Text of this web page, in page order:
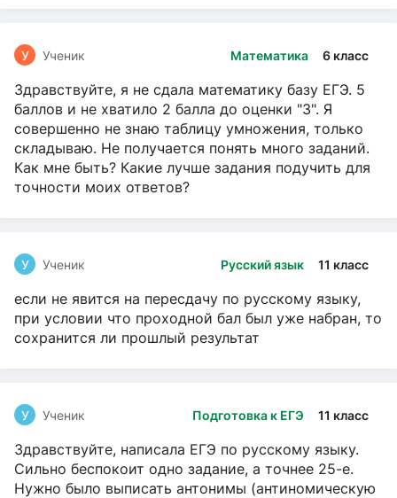
Математика 6 класс
У Ученик
Здравствуйте, я не сдала математику базу ЕГЭ. 5
баллов и не хватило 2 балла до оценки "3". Я
совершенно не знаю таблицу умножения, только
складываю. Не получается понять много заданий.
Как мне быть? Какие лучше задания подучить для
точности моих ответов?
Русский язык 11 класс
У Ученик
если не явится на пересдачу по русскому языку,
при условии что проходной бал был уже набран, то
сохранится ли прошлый результат
Подготовка к ЕГЭ 11 класс
У Ученик
Здравствуйте, написала ЕГЭ по русскому языку.
Сильно беспокоит одно задание, а точнее 25-е.
Нужно было выписать антонимы (антиномическую